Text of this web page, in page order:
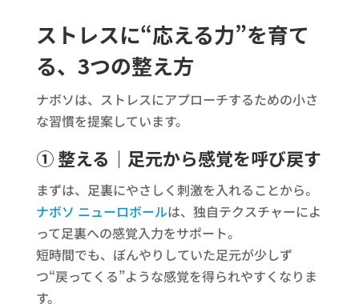
ストレスに“応える力”を育て
る、3つの整え方
ナボソは、ストレスにアプローチするための小さ
な習慣を提案しています。
① 整える｜足元から感覚を呼び戻す
まずは、足裏にやさしく刺激を入れることから。
ナボソ ニューロボールは、独自テクスチャーによ
って足裏への感覚入力をサポート。
短時間でも、ぼんやりしていた足元が少しず
つ“戻ってくる”ような感覚を得られやすくなりま
す。